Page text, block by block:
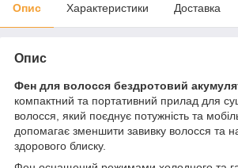
Опис Характеристики Доставка
Опис
Фен для волосся бездротовий
компактний та портативний прилад для
волосся, який поєднує потужність та
допомагає зменшити завивку волосся та
здорового блиску.